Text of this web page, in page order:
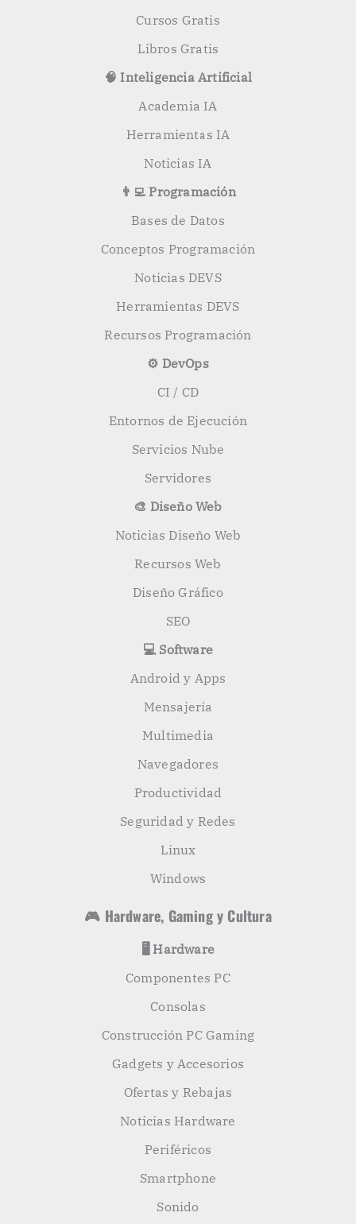
Cursos Gratis
Libros Gratis
🧠 Inteligencia Artificial
Academia IA
Herramientas IA
Noticias IA
👨‍💻 Programación
Bases de Datos
Conceptos Programación
Noticias DEVS
Herramientas DEVS
Recursos Programación
⚙️ DevOps
CI / CD
Entornos de Ejecución
Servicios Nube
Servidores
🎨 Diseño Web
Noticias Diseño Web
Recursos Web
Diseño Gráfico
SEO
💻 Software
Android y Apps
Mensajería
Multimedia
Navegadores
Productividad
Seguridad y Redes
Linux
Windows
🎮 Hardware, Gaming y Cultura
🖥️ Hardware
Componentes PC
Consolas
Construcción PC Gaming
Gadgets y Accesorios
Ofertas y Rebajas
Noticias Hardware
Periféricos
Smartphone
Sonido